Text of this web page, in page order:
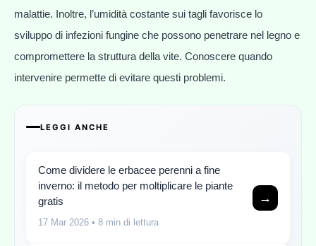
malattie. Inoltre, l’umidità costante sui tagli favorisce lo
sviluppo di infezioni fungine che possono penetrare nel legno e
compromettere la struttura della vite. Conoscere quando
intervenire permette di evitare questi problemi.
LEGGI ANCHE
Come dividere le erbacee perenni a fine
inverno: il metodo per moltiplicare le piante
gratis
17 Mar 2026 • 8 min di lettura
→